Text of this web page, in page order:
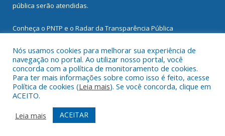
pública serão atendidas.
Conheça o PNTP e o Radar da Transparência Pública
Todos os direitos reservados a Prefeitura Municipal de
Mocajuba.
Mapa do Site
Acessar Área Administrativa
Acessar Webmail
Nós usamos cookies para melhorar sua experiência de
navegação no portal. Ao utilizar nosso portal, você
concorda com a política de monitoramento de cookies.
Para ter mais informações sobre como isso é feito, acesse
Política de cookies (Leia mais). Se você concorda, clique em
ACEITO.
Leia mais
ACEITAR